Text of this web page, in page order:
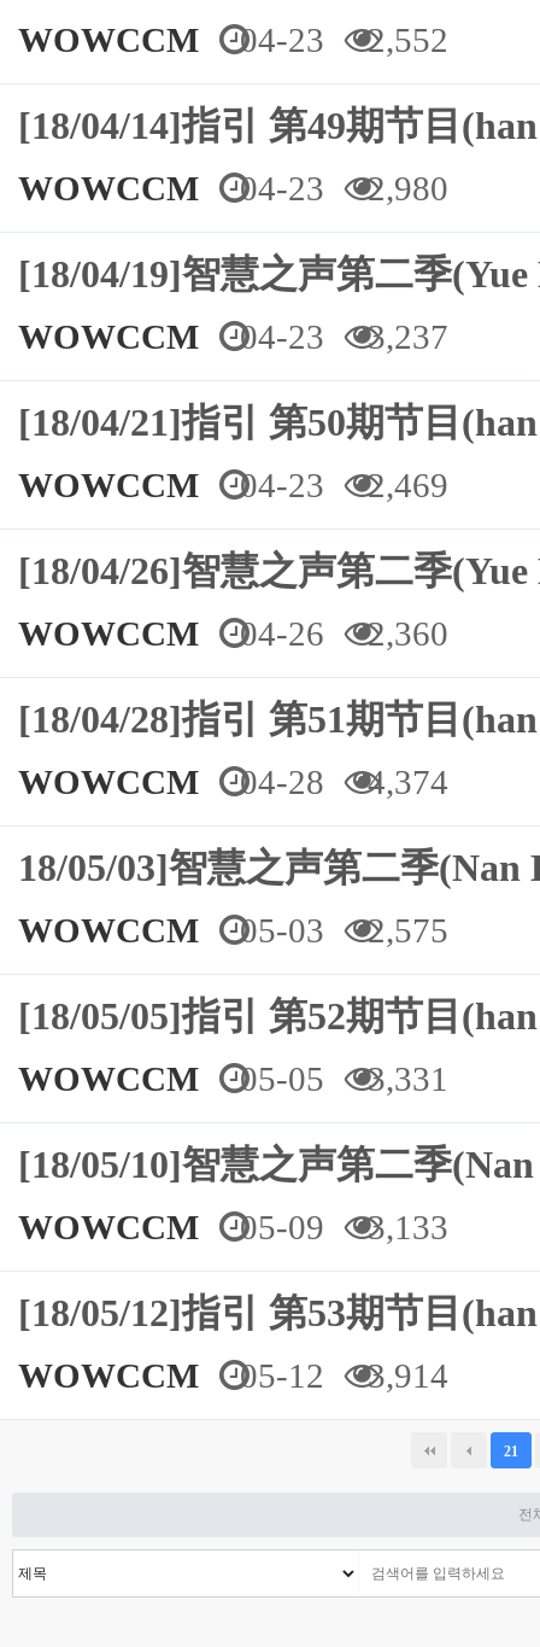
WOWCCM 04-23 2,552
[18/04/14]指引 第49期节目
WOWCCM 04-23 2,980
[18/04/19]智慧之声第二季
WOWCCM 04-23 3,237
[18/04/21]指引 第50期节目
WOWCCM 04-23 2,469
[18/04/26]智慧之声第二季
WOWCCM 04-26 2,360
[18/04/28]指引 第51期节目
WOWCCM 04-28 4,374
18/05/03]智慧之声第二季
WOWCCM 05-03 2,575
[18/05/05]指引 第52期节目
WOWCCM 05-05 3,331
[18/05/10]智慧之声第二季
WOWCCM 05-09 3,133
[18/05/12]指引 第53期节目
WOWCCM 05-12 3,914
21
전